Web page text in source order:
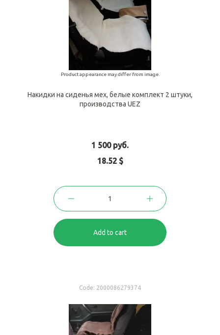
Product appearance may differ from image.
Накидки на сиденья мех, белые комплект 2 штуки,
производства UEZ
1 500 руб.
18.52 $
Add to cart
Code: 2000086279374